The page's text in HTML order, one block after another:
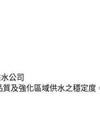
公司
及強化區域供水之穩定